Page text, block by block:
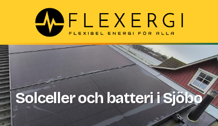
Solceller och batteri i Sjöbo